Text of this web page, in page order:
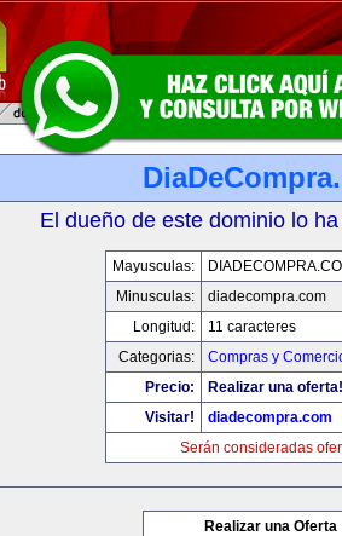
El dueño de este dominio lo
Mayusculas:
Minusculas:
diadecompra.com
Longitud:
11 caracteres
Categorias:
Compras y
Precio:
Realizar una oferta!
Visitar!
diadecompra.com
Serán consideradas
Realizar una Oferta